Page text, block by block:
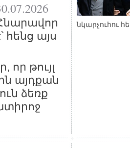
հենց այս
որ թույլ
այդքան
ձեռք
նկարչուհու